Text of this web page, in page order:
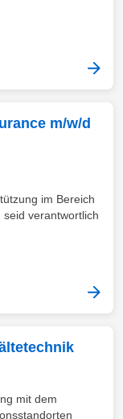
m/w/d
im Bereich
seid verantwortlich
mit dem